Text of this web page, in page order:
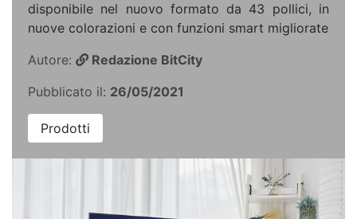
disponibile nel nuovo formato da 43 pollici, in
nuove colorazioni e con funzioni smart migliorate
Autore:
Redazione BitCity
Pubblicato il: 26/05/2021
Prodotti